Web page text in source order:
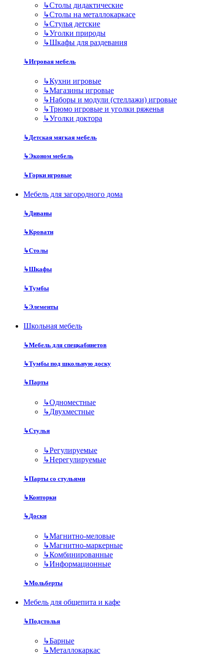
↳Столы дидактические
↳Столы на металлокаркасе
↳Стулья детские
↳Уголки природы
↳Шкафы для раздевания
↳Игровая мебель
↳Кухни игровые
↳Магазины игровые
↳Наборы и модули (стеллажи) игровые
↳Трюмо игровые и уголки ряженья
↳Уголки доктора
↳Детская мягкая мебель
↳Эконом мебель
↳Горки игровые
Мебель для загородного дома
↳Диваны
↳Кровати
↳Столы
↳Шкафы
↳Тумбы
↳Элементы
Школьная мебель
↳Мебель для спецкабинетов
↳Тумбы под школьную доску
↳Парты
↳Одноместные
↳Двухместные
↳Стулья
↳Регулируемые
↳Нерегулируемые
↳Парты со стульями
↳Конторки
↳Доски
↳Магнитно-меловые
↳Магнитно-маркерные
↳Комбинированные
↳Информационные
↳Мольберты
Мебель для общепита и кафе
↳Подстолья
↳Барные
↳Металлокаркас